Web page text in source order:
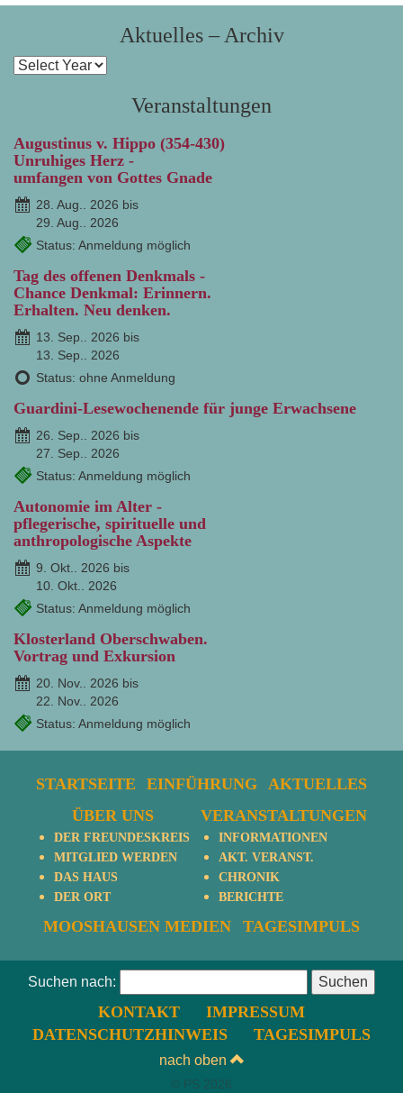
Aktuelles – Archiv
Veranstaltungen
Augustinus v. Hippo (354-430)
Unruhiges Herz -
umfangen von Gottes Gnade
28. Aug.. 2026 bis
29. Aug.. 2026
Status: Anmeldung möglich
Tag des offenen Denkmals -
Chance Denkmal: Erinnern.
Erhalten. Neu denken.
13. Sep.. 2026 bis
13. Sep.. 2026
Status: ohne Anmeldung
Guardini-Lesewochenende für junge Erwachsene
26. Sep.. 2026 bis
27. Sep.. 2026
Status: Anmeldung möglich
Autonomie im Alter -
pflegerische, spirituelle und
anthropologische Aspekte
9. Okt.. 2026 bis
10. Okt.. 2026
Status: Anmeldung möglich
Klosterland Oberschwaben.
Vortrag und Exkursion
20. Nov.. 2026 bis
22. Nov.. 2026
Status: Anmeldung möglich
STARTSEITE EINFÜHRUNG
AKTUELLES
ÜBER UNS
DER FREUNDESKREIS
MITGLIED WERDEN
DAS HAUS
DER ORT
VERANSTALTUNGEN
INFORMATIONEN
AKT. VERANST.
CHRONIK
BERICHTE
MOOSHAUSEN MEDIEN TAGESIMPULS
Suchen nach:
KONTAKT
IMPRESSUM
DATENSCHUTZHINWEIS
TAGESIMPULS
nach oben
© PS 2026